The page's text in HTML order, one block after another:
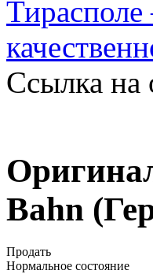
Ссылка на
Bahn
Продать
Нормальное состояние